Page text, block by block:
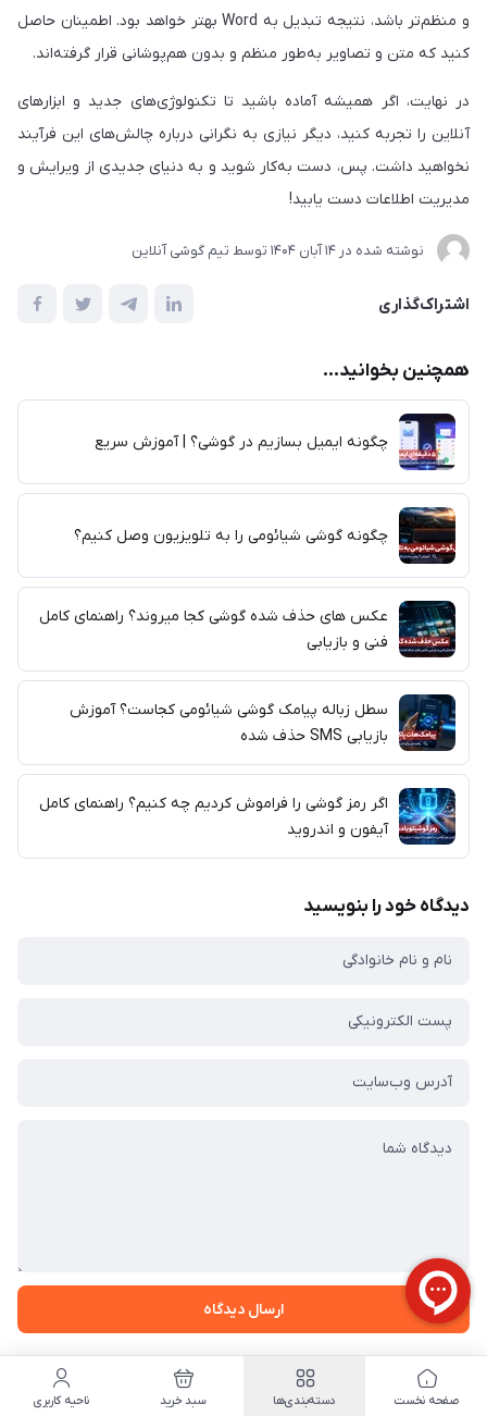
و منظم‌تر باشد، نتیجه تبدیل به Word بهتر خواهد بود. اطمینان حاصل
کنید که متن و تصاویر به‌طور منظم و بدون هم‌پوشانی قرار گرفته‌اند.
در نهایت، اگر همیشه آماده باشید تا تکنولوژی‌های جدید و ابزارهای
آنلاین را تجربه کنید، دیگر نیازی به نگرانی درباره چالش‌های این فرآیند
نخواهید داشت. پس، دست به‌کار شوید و به دنیای جدیدی از ویرایش و
مدیریت اطلاعات دست یابید!
نوشته شده در 14 آبان 1404 توسط تیم گوشی آنلاین
اشتراک‌گذاری
همچنین بخوانید...
چگونه ایمیل بسازیم در گوشی؟ | آموزش سریع
چگونه گوشی شیائومی را به تلویزیون وصل کنیم؟
عکس های حذف شده گوشی کجا میروند؟ راهنمای کامل
فنی و بازیابی
سطل زباله پیامک گوشی شیائومی کجاست؟ آموزش
بازیابی SMS حذف شده
اگر رمز گوشی را فراموش کردیم چه کنیم؟ راهنمای کامل
آیفون و اندروید
دیدگاه خود را بنویسید
ارسال دیدگاه
صفحه نخست دسته‌بندی‌ها سبد خرید ناحیه کاربری